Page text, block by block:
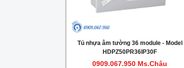
Tủ nhựa âm tường 36 module - Model
HDPZ50PR36IP30F
0909.067.950 Ms.Châu